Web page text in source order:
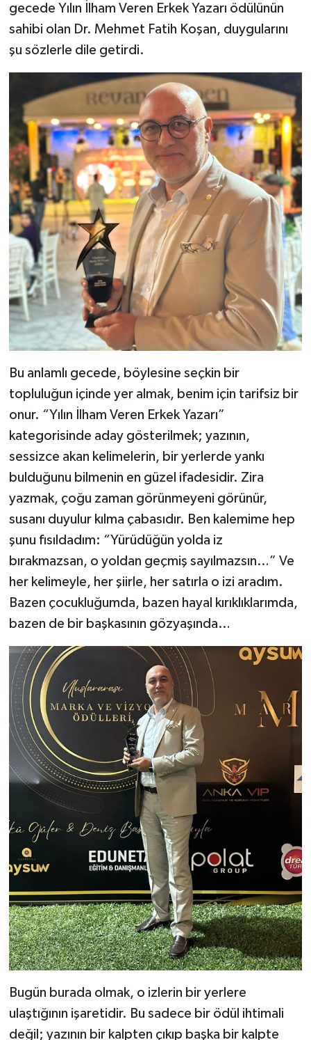
gecede Yılın İlham Veren Erkek Yazarı ödülünün
sahibi olan Dr. Mehmet Fatih Koşan, duygularını
şu sözlerle dile getirdi.
Bu anlamlı gecede, böylesine seçkin bir
topluluğun içinde yer almak, benim için tarifsiz bir
onur. “Yılın İlham Veren Erkek Yazarı”
kategorisinde aday gösterilmek; yazının,
sessizce akan kelimelerin, bir yerlerde yankı
bulduğunu bilmenin en güzel ifadesidir. Zira
yazmak, çoğu zaman görünmeyeni görünür,
susanı duyulur kılma çabasıdır. Ben kalemime hep
şunu fısıldadım: “Yürüdüğün yolda iz
bırakmazsan, o yoldan geçmiş sayılmazsın…” Ve
her kelimeyle, her şiirle, her satırla o izi aradım.
Bazen çocukluğumda, bazen hayal kırıklıklarımda,
bazen de bir başkasının gözyaşında…
Bugün burada olmak, o izlerin bir yerlere
ulaştığının işaretidir. Bu sadece bir ödül ihtimali
değil; yazının bir kalpten çıkıp başka bir kalpte